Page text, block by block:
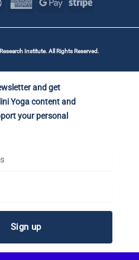
Institute. All Rights Reserved.
and get
Yoga content and
your personal
Sign up